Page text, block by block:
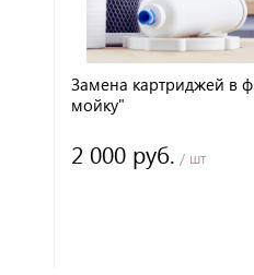
Замена картриджей в
мойку"
2 000 руб. / шт